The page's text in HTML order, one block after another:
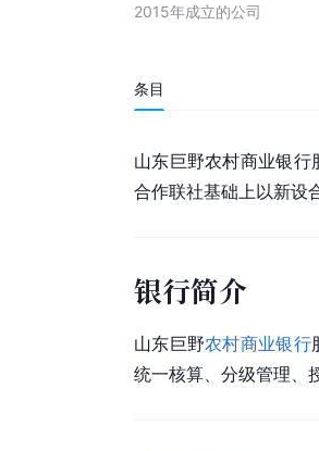
2015年成立的公司
条目
山东巨野农村商业银
合作联社基础上以新设
银行简介
山东巨野农村商业银行
统一核算、分级管理、